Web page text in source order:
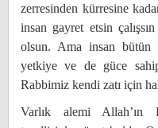
zerresinden kürresine
insan gayret etsin
olsun. Ama insan bütün
yetkiye ve de güce
Rabbimiz kendi zatı için
Varlık alemi Allah’ın